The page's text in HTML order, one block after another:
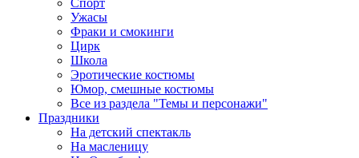
Спорт
Ужасы
Фраки и смокинги
Цирк
Школа
Эротические костюмы
Юмор, смешные костюмы
Все из раздела "Темы и персонажи"
Праздники
На детский спектакль
На масленицу